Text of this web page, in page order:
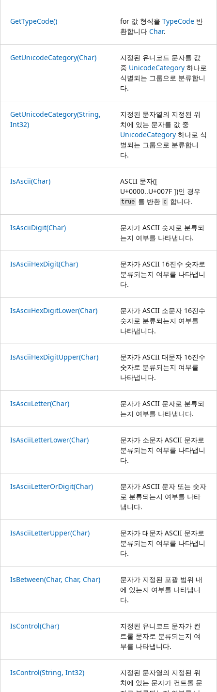
GetTypeCode() for 값 형식을 TypeCode 반
환합니다 Char.
GetUnicodeCategory(Char)
지정된 유니코드 문자를 값
중 UnicodeCategory 하나로
식별되는 그룹으로 분류합니
다.
GetUnicodeCategory(String,
Int32)
지정된 문자열의 지정된 위
치에 있는 문자를 값 중
UnicodeCategory 하나로 식
별되는 그룹으로 분류합니
다.
IsAscii(Char)
ASCII 문자([
U+0000..U+007F ])인 경우
true를 반환 c합니다.
IsAsciiDigit(Char)
문자가 ASCII 숫자로 분류되
는지 여부를 나타냅니다.
IsAsciiHexDigit(Char)
문자가 ASCII 16진수 숫자로
분류되는지 여부를 나타냅니
다.
IsAsciiHexDigitLower(Char)
문자가 ASCII 소문자 16진수
숫자로 분류되는지 여부를
나타냅니다.
IsAsciiHexDigitUpper(Char)
문자가 ASCII 대문자 16진수
숫자로 분류되는지 여부를
나타냅니다.
IsAsciiLetter(Char)
문자가 ASCII 문자로 분류되
는지 여부를 나타냅니다.
IsAsciiLetterLower(Char)
문자가 소문자 ASCII 문자로
분류되는지 여부를 나타냅니
다.
IsAsciiLetterOrDigit(Char)
문자가 ASCII 문자 또는 숫자
로 분류되는지 여부를 나타
냅니다.
IsAsciiLetterUpper(Char)
문자가 대문자 ASCII 문자로
분류되는지 여부를 나타냅니
다.
IsBetween(Char, Char, Char)
문자가 지정된 포괄 범위 내
에 있는지 여부를 나타냅니
다.
IsControl(Char)
지정된 유니코드 문자가 컨
트롤 문자로 분류되는지 여
부를 나타냅니다.
IsControl(String, Int32)
지정된 문자열의 지정된 위
치에 있는 문자가 컨트롤 문